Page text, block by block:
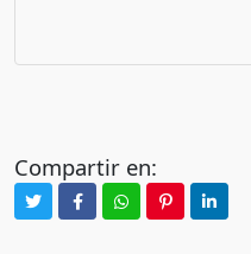
Compartir en: